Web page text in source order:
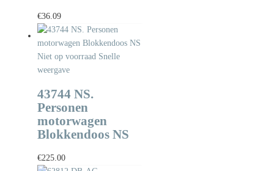
€36.09
Niet op voorraad Snelle
weergave
43744 NS.
Personen
motorwagen
Blokkendoos NS
€225.00